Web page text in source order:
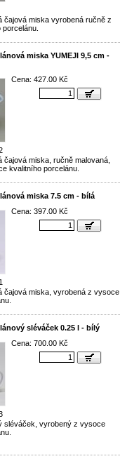
čajová miska vyrobená ručně z
miska YUMEJI 9,5 cm -
Cena: 427.00 Kč
čajová miska, ručně malovaná,
kvalitního porcelánu.
miska 7.5 cm - bílá
Cena: 397.00 Kč
čajová miska, vyrobená z vysoce
sléváček 0.25 l - bílý
Cena: 700.00 Kč
sléváček, vyrobený z vysoce